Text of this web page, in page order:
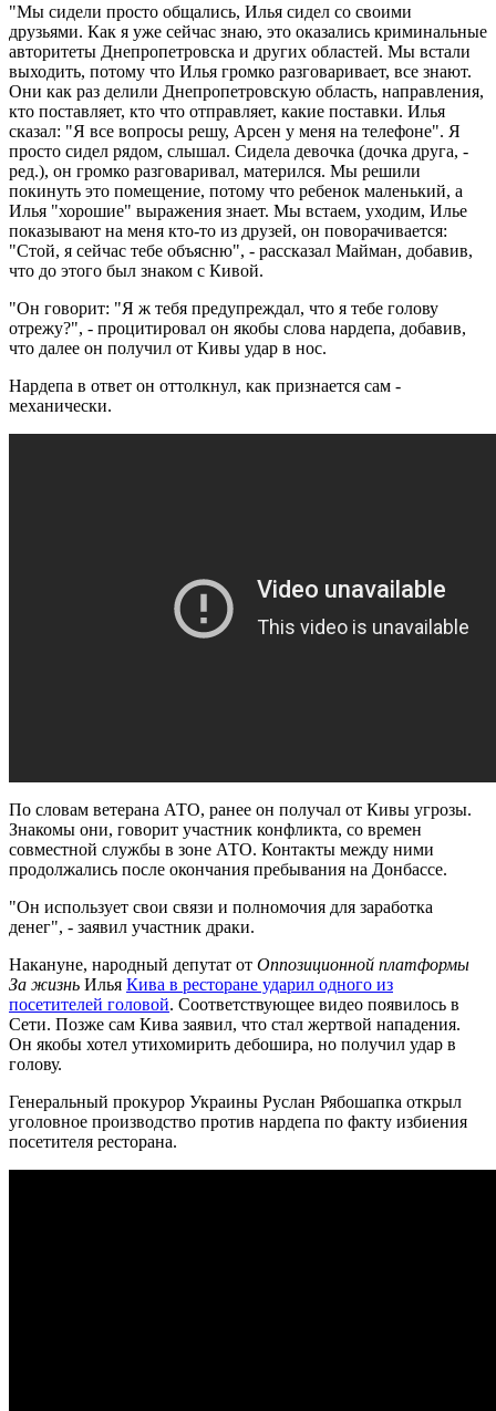
"Мы сидели просто общались, Илья сидел со своими
друзьями. Как я уже сейчас знаю, это оказались криминальные
авторитеты Днепропетровска и других областей. Мы встали
выходить, потому что Илья громко разговаривает, все знают.
Они как раз делили Днепропетровскую область, направления,
кто поставляет, кто что отправляет, какие поставки. Илья
сказал: "Я все вопросы решу, Арсен у меня на телефоне". Я
просто сидел рядом, слышал. Сидела девочка (дочка друга, -
ред.), он громко разговаривал, матерился. Мы решили
покинуть это помещение, потому что ребенок маленький, а
Илья "хорошие" выражения знает. Мы встаем, уходим, Илье
показывают на меня кто-то из друзей, он поворачивается:
"Стой, я сейчас тебе объясню", - рассказал Майман, добавив,
что до этого был знаком с Кивой.
"Он говорит: "Я ж тебя предупреждал, что я тебе голову
отрежу?", - процитировал он якобы слова нардепа, добавив,
что далее он получил от Кивы удар в нос.
Нардепа в ответ он оттолкнул, как признается сам -
механически.
По словам ветерана АТО, ранее он получал от Кивы угрозы.
Знакомы они, говорит участник конфликта, со времен
совместной службы в зоне АТО. Контакты между ними
продолжались после окончания пребывания на Донбассе.
"Он использует свои связи и полномочия для заработка
денег", - заявил участник драки.
Накануне, народный депутат от Оппозиционной платформы
За жизнь Илья Кива в ресторане ударил одного из
посетителей головой. Соответствующее видео появилось в
Сети. Позже сам Кива заявил, что стал жертвой нападения.
Он якобы хотел утихомирить дебошира, но получил удар в
голову.
Генеральный прокурор Украины Руслан Рябошапка открыл
уголовное производство против нардепа по факту избиения
посетителя ресторана.